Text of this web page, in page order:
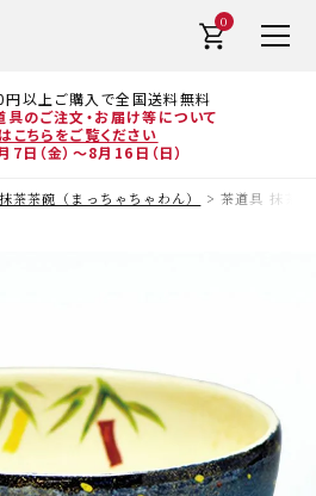
以上ご購入で全国送料無料
のご注文・お届け等について
こちらをご覧ください
日（金）～8月16日（日）
0
抹茶茶碗（まっちゃちゃわん） 茶道具 抹茶